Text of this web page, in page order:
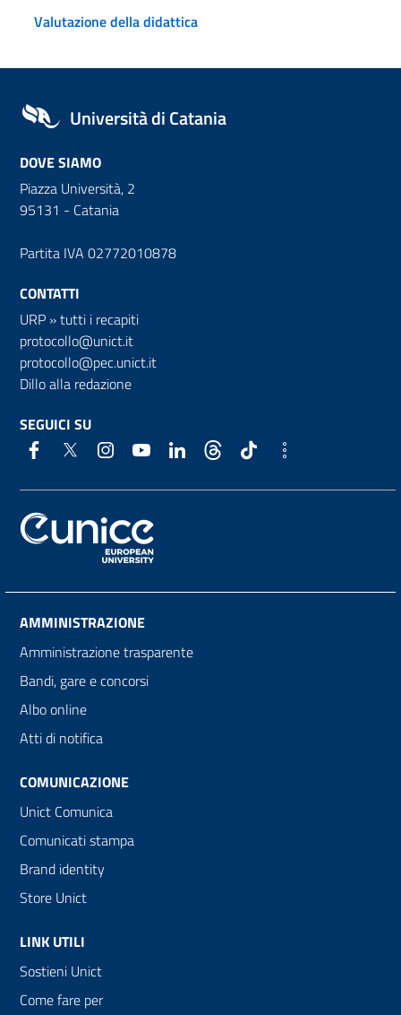
Valutazione della didattica
Università di Catania
DOVE SIAMO
Piazza Università, 2
95131 - Catania
Partita IVA 02772010878
CONTATTI
URP »tutti i recapiti
protocollo@unict.it
protocollo@pec.unict.it
Dillo alla redazione
SEGUICI SU
AMMINISTRAZIONE
Amministrazione trasparente
Bandi, gare e concorsi
Albo online
Atti di notifica
COMUNICAZIONE
Unict Comunica
Comunicati stampa
Brand identity
Store Unict
LINK UTILI
Sostieni Unict
Come fare per